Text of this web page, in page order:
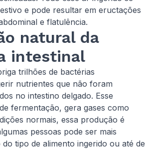
e pode resultar em eructações
e flatulência.
natural da
intestinal
trilhões de bactérias
nutrientes que não foram
no intestino delgado. Esse
fermentação, gera gases como
normais, essa produção é
pessoas pode ser mais
tipo de alimento ingerido ou até de